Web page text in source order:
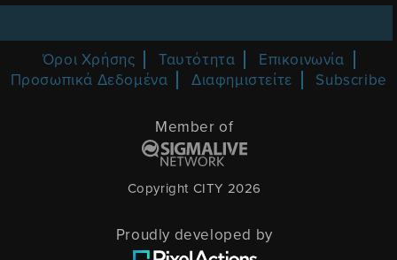
Όροι Χρήσης Ταυτότητα
Επικοινωνία
Προσωπικά Δεδομένα
Διαφημιστείτε Subscribe
Member of
Copyright CITY 2026
Proudly developed by